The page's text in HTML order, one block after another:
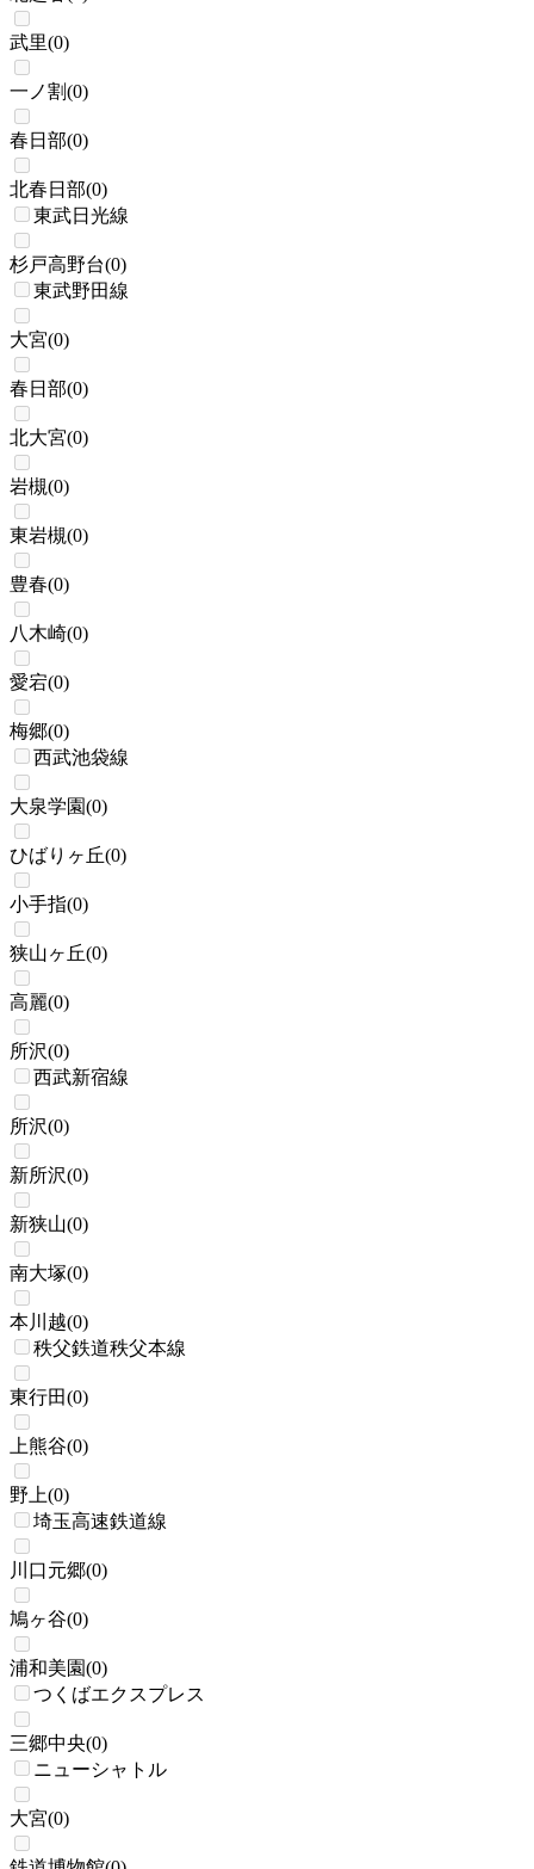
武里(0)
一ノ割(0)
春日部(0)
北春日部(0)
東武日光線
杉戸高野台(0)
東武野田線
大宮(0)
春日部(0)
北大宮(0)
岩槻(0)
東岩槻(0)
豊春(0)
八木崎(0)
愛宕(0)
梅郷(0)
西武池袋線
大泉学園(0)
ひばりヶ丘(0)
小手指(0)
狭山ヶ丘(0)
高麗(0)
所沢(0)
西武新宿線
所沢(0)
新所沢(0)
新狭山(0)
南大塚(0)
本川越(0)
秩父鉄道秩父本線
東行田(0)
上熊谷(0)
野上(0)
埼玉高速鉄道線
川口元郷(0)
鳩ヶ谷(0)
浦和美園(0)
つくばエクスプレス
三郷中央(0)
ニューシャトル
大宮(0)